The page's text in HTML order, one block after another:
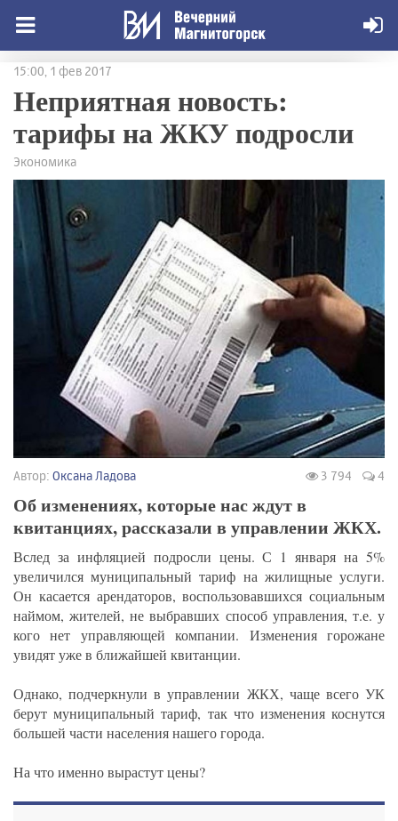
15:00, 1 фев 2017
Неприятная новость:
тарифы на ЖКУ подросли
Экономика
Автор: Оксана Ладова 3 794 4
Об изменениях, которые нас ждут в
квитанциях, рассказали в управлении ЖКХ.
Вслед за инфляцией подросли цены. С 1 января на 5%
увеличился муниципальный тариф на жилищные услуги.
Он касается арендаторов, воспользовавшихся социальным
наймом, жителей, не выбравших способ управления, т.е. у
кого нет управляющей компании. Изменения горожане
увидят уже в ближайшей квитанции.
Однако, подчеркнули в управлении ЖКХ, чаще всего УК
берут муниципальный тариф, так что изменения коснутся
большей части населения нашего города.
На что именно вырастут цены?